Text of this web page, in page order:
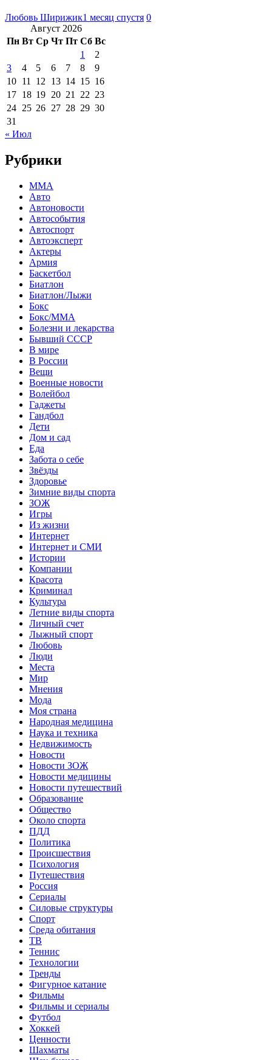
Любовь Ширижик1 месяц спустя 0
Август 2026
Пн Вт Ср Чт Пт Сб Вс
1
2
3
4 5 6 7 8
9
10 11 12 13 14 15 16
17 18 19 20 21 22 23
24 25 26 27 28 29 30
31
« Июл
Рубрики
MMA
Авто
Автоновости
Автособытия
Автоспорт
Автоэксперт
Актеры
Армия
Баскетбол
Биатлон
Биатлон/Лыжи
Бокс
Бокс/MMA
Болезни и лекарства
Бывший СССР
В мире
В России
Вещи
Военные новости
Волейбол
Гаджеты
Гандбол
Дети
Дом и сад
Еда
Забота о себе
Звёзды
Здоровье
Зимние виды спорта
ЗОЖ
Игры
Из жизни
Интернет
Интернет и СМИ
Истории
Компании
Красота
Криминал
Культура
Летние виды спорта
Личный счет
Лыжный спорт
Любовь
Люди
Места
Мир
Мнения
Мода
Моя страна
Народная медицина
Наука и техника
Недвижимость
Новости
Новости ЗОЖ
Новости медицины
Новости путешествий
Образование
Общество
Около спорта
ПДД
Политика
Происшествия
Психология
Путешествия
Россия
Сериалы
Силовые структуры
Спорт
Среда обитания
ТВ
Теннис
Технологии
Тренды
Фигурное катание
Фильмы
Фильмы и сериалы
Футбол
Хоккей
Ценности
Шахматы